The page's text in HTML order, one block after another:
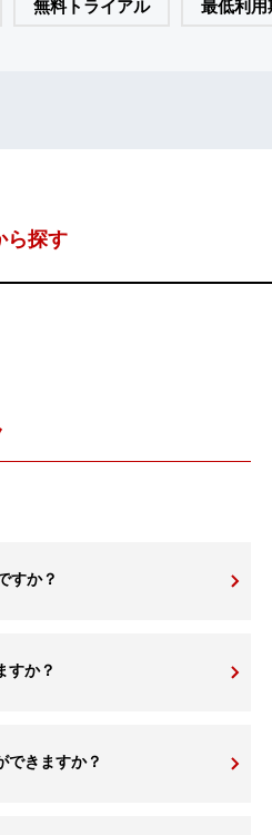
無料トライアル 最低利用
ら探す
すか？
すか？
できますか？